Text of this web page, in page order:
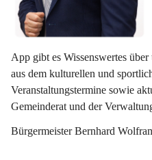
App gibt es Wissenswertes
aus dem kulturellen und
Veranstaltungstermine sowie
Gemeinderat und der
Bürgermeister Bernhard